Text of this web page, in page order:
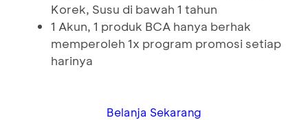
Korek, Susu di bawah 1 tahun
1 Akun, 1 produk BCA hanya berhak
memperoleh 1x program promosi setiap
harinya
Belanja Sekarang